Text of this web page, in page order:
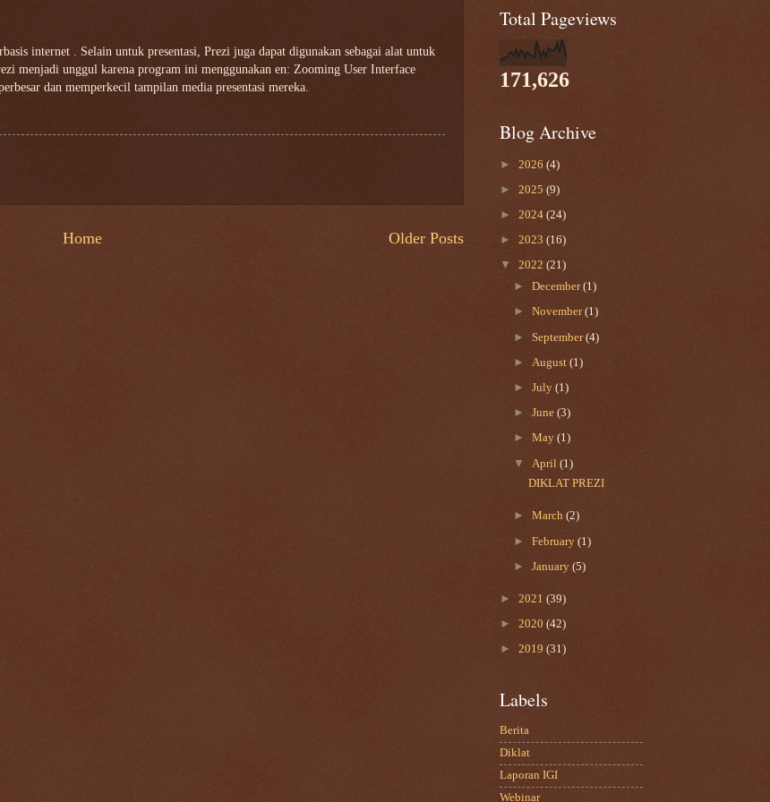
internet . Selain untuk presentasi, Prezi juga dapat digunakan sebagai alat untuk
menjadi unggul karena program ini menggunakan en: Zooming User Interface
dan memperkecil tampilan media presentasi mereka.
Older Posts
Home
Total Pageviews
171,626
Blog Archive
► 2026 (4)
► 2025 (9)
► 2024 (24)
► 2023 (16)
▼ 2022 (21)
►December(1)
►November(1)
►September(4)
► August(1)
►July(1)
►June(3)
►May(1)
▼ April(1)
DIKLAT PREZI
►March(2)
►February(1)
►January(5)
► 2021 (39)
► 2020 (42)
► 2019 (31)
Labels
Berita
Diklat
Laporan IGI
Webinar